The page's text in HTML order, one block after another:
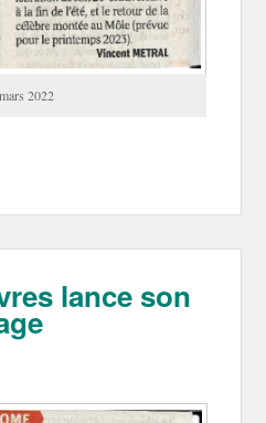
2022
lance son